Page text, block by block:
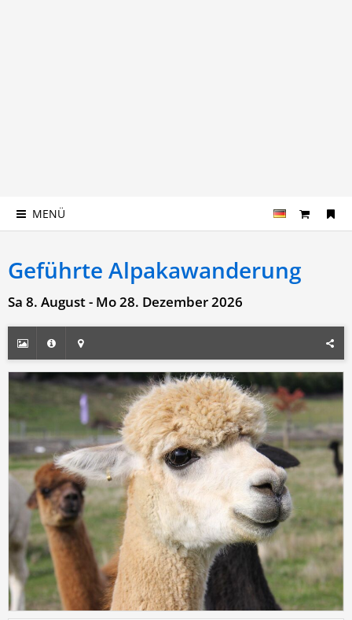
MENÜ
Geführte Alpakawanderung
Sa 8. August - Mo 28. Dezember 2026